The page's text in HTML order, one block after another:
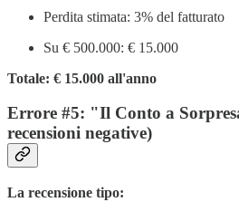
Perdita stimata: 3% del fatturato
Su € 500.000: € 15.000
Totale: € 15.000 all'anno
Errore #5: "Il Conto a
recensioni negative)
La recensione tipo: